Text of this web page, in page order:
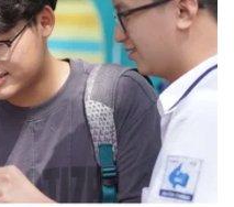
Quân sự - Quốc phòng
Vũ khí
Việt Nam
Phân tích